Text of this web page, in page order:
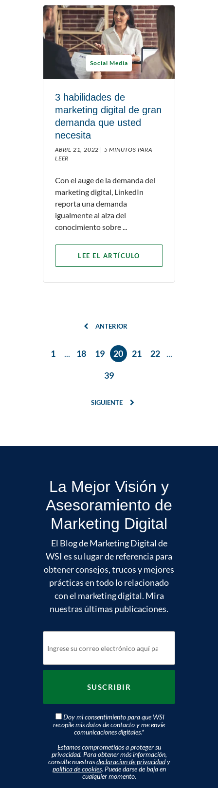
Social Media
3 habilidades de
marketing digital de gran
demanda que usted
necesita
ABRIL 21, 2022 | 5 MINUTOS PARA
LEER
Con el auge de la demanda del
marketing digital, LinkedIn
reporta una demanda
igualmente al alza del
conocimiento sobre ...
LEE EL ARTÍCULO
ANTERIOR
1 ... 18 19 20 21 22 ...
39
SIGUIENTE
La Mejor Visión y
Asesoramiento de
Marketing Digital
El Blog de Marketing Digital de
WSI es su lugar de referencia para
obtener consejos, trucos y mejores
prácticas en todo lo relacionado
con el marketing digital. Mira
nuestras últimas publicaciones.
Doy mi consentimiento para que WSI
recopile mis datos de contacto y me envíe
comunicaciones digitales.*
Estamos comprometidos a proteger su
privacidad. Para obtener más información,
consulte nuestrasdeclaracion de privacidady
politica de cookies. Puede darse de baja en
cualquier momento.